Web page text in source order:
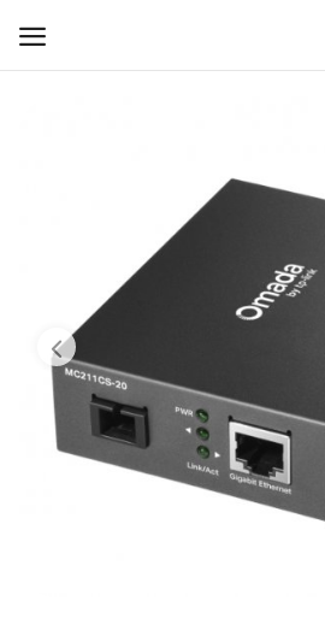
ДЛЯ ОПЕРАТОРОВ СВЯЗИ
Прочее
Избранное
Контакты